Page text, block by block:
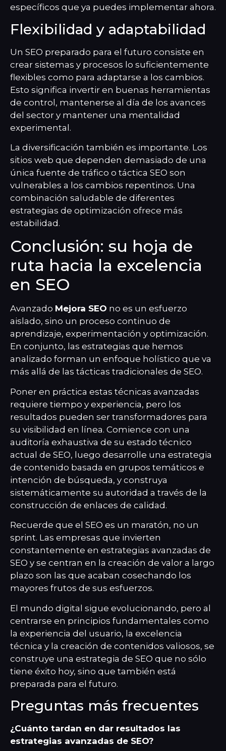
específicos que ya puedes implementar ahora.
Flexibilidad y adaptabilidad
Un SEO preparado para el futuro consiste en
crear sistemas y procesos lo suficientemente
flexibles como para adaptarse a los cambios.
Esto significa invertir en buenas herramientas
de control, mantenerse al día de los avances
del sector y mantener una mentalidad
experimental.
La diversificación también es importante. Los
sitios web que dependen demasiado de una
única fuente de tráfico o táctica SEO son
vulnerables a los cambios repentinos. Una
combinación saludable de diferentes
estrategias de optimización ofrece más
estabilidad.
Conclusión: su hoja de
ruta hacia la excelencia
en SEO
Avanzado Mejora SEO no es un esfuerzo
aislado, sino un proceso continuo de
aprendizaje, experimentación y optimización.
En conjunto, las estrategias que hemos
analizado forman un enfoque holístico que va
más allá de las tácticas tradicionales de SEO.
Poner en práctica estas técnicas avanzadas
requiere tiempo y experiencia, pero los
resultados pueden ser transformadores para
su visibilidad en línea. Comience con una
auditoría exhaustiva de su estado técnico
actual de SEO, luego desarrolle una estrategia
de contenido basada en grupos temáticos e
intención de búsqueda, y construya
sistemáticamente su autoridad a través de la
construcción de enlaces de calidad.
Recuerde que el SEO es un maratón, no un
sprint. Las empresas que invierten
constantemente en estrategias avanzadas de
SEO y se centran en la creación de valor a largo
plazo son las que acaban cosechando los
mayores frutos de sus esfuerzos.
El mundo digital sigue evolucionando, pero al
centrarse en principios fundamentales como
la experiencia del usuario, la excelencia
técnica y la creación de contenidos valiosos, se
construye una estrategia de SEO que no sólo
tiene éxito hoy, sino que también está
preparada para el futuro.
Preguntas más frecuentes
¿Cuánto tardan en dar resultados las
estrategias avanzadas de SEO?